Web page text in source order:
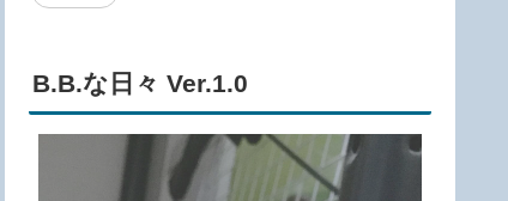
B.B.な日々 Ver.1.0